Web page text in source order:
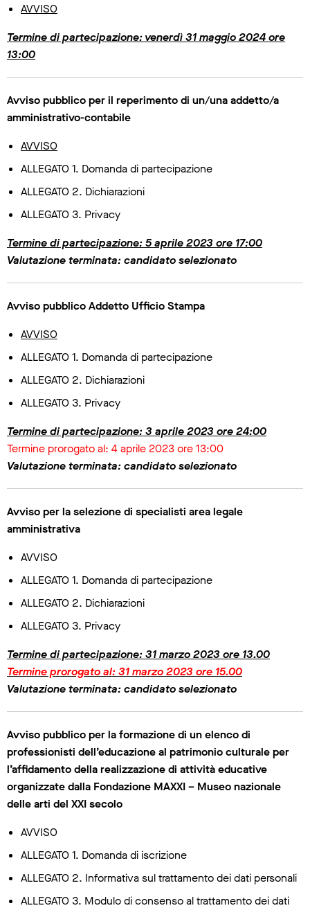
AVVISO
Termine di partecipazione: venerdì 31 maggio 2024 ore
13:00
Avviso pubblico per il reperimento di un/una addetto/a
amministrativo-contabile
AVVISO
ALLEGATO 1. Domanda di partecipazione
ALLEGATO 2. Dichiarazioni
ALLEGATO 3. Privacy
Termine di partecipazione: 5 aprile 2023 ore 17:00
Valutazione terminata: candidato selezionato
Avviso pubblico Addetto Ufficio Stampa
AVVISO
ALLEGATO 1. Domanda di partecipazione
ALLEGATO 2. Dichiarazioni
ALLEGATO 3. Privacy
Termine di partecipazione: 3 aprile 2023 ore 24:00
Termine prorogato al: 4 aprile 2023 ore 13:00
Valutazione terminata: candidato selezionato
Avviso per la selezione di specialisti area legale
amministrativa
AVVISO
ALLEGATO 1. Domanda di partecipazione
ALLEGATO 2. Dichiarazioni
ALLEGATO 3. Privacy
Termine di partecipazione: 31 marzo 2023 ore 13.00
Termine prorogato al: 31 marzo 2023 ore 15.00
Valutazione terminata: candidato selezionato
Avviso pubblico per la formazione di un elenco di
professionisti dell’educazione al patrimonio culturale per
l’affidamento della realizzazione di attività educative
organizzate dalla Fondazione MAXXI – Museo nazionale
delle arti del XXI secolo
AVVISO
ALLEGATO 1. Domanda di iscrizione
ALLEGATO 2. Informativa sul trattamento dei dati personali
ALLEGATO 3. Modulo di consenso al trattamento dei dati